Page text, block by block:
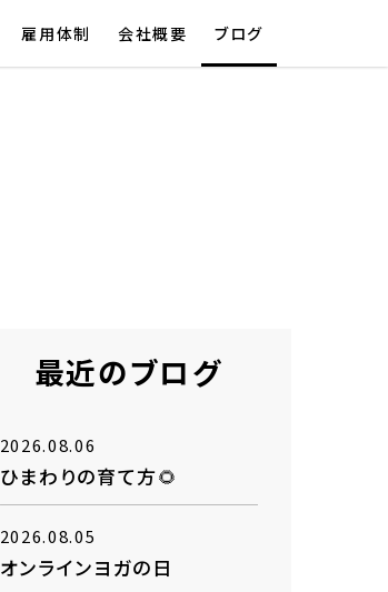
雇用体制 会社概要 ブログ
最近のブログ
2026.08.06
ひまわりの育て方🌻
2026.08.05
オンラインヨガの日